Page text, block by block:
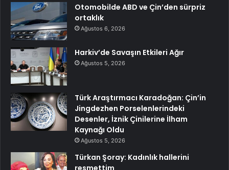
Otomobilde ABD ve Çin’den sürpriz
ortaklık
Ağustos 6, 2026
Harkiv’de Savaşın Etkileri Ağır
Ağustos 5, 2026
Türk Araştırmacı Karadoğan: Çin’in
Jingdezhen Porselenlerindeki
Desenler, İznik Çinilerine İlham
Kaynağı Oldu
Ağustos 5, 2026
Türkan Şoray: Kadınlık hallerini